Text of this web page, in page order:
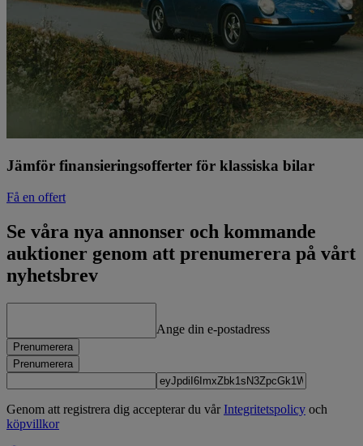
Jämför finansieringsofferter för klassiska bilar
Få en offert
Se våra nya annonser och kommande
auktioner genom att prenumerera på vårt
nyhetsbrev
Ange din e-postadress
Prenumerera
Prenumerera
Genom att registrera dig accepterar du vårIntegritetspolicy och
köpvillkor